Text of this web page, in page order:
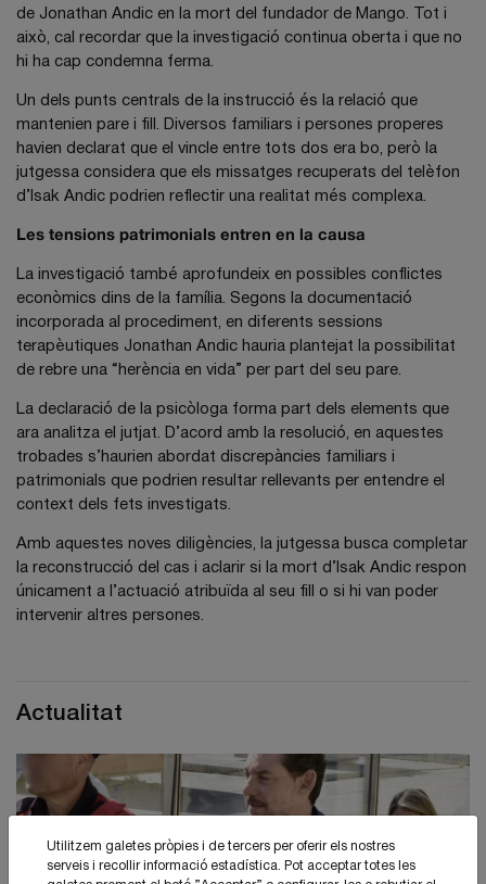
de Jonathan Andic en la mort del fundador de Mango. Tot i
això, cal recordar que la investigació continua oberta i que no
hi ha cap condemna ferma.
Un dels punts centrals de la instrucció és la relació que
mantenien pare i fill. Diversos familiars i persones properes
havien declarat que el vincle entre tots dos era bo, però la
jutgessa considera que els missatges recuperats del telèfon
d’Isak Andic podrien reflectir una realitat més complexa.
Les tensions patrimonials entren en la causa
La investigació també aprofundeix en possibles conflictes
econòmics dins de la família. Segons la documentació
incorporada al procediment, en diferents sessions
terapèutiques Jonathan Andic hauria plantejat la possibilitat
de rebre una “herència en vida” per part del seu pare.
La declaració de la psicòloga forma part dels elements que
ara analitza el jutjat. D’acord amb la resolució, en aquestes
trobades s’haurien abordat discrepàncies familiars i
patrimonials que podrien resultar rellevants per entendre el
context dels fets investigats.
Amb aquestes noves diligències, la jutgessa busca completar
la reconstrucció del cas i aclarir si la mort d’Isak Andic respon
únicament a l’actuació atribuïda al seu fill o si hi van poder
intervenir altres persones.
Actualitat
Utilitzem galetes pròpies i de tercers per oferir els nostres
serveis i recollir informació estadística. Pot acceptar totes les